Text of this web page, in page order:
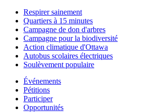
Respirer sainement
Quartiers à 15 minutes
Campagne de don d'arbres
Campagne pour la biodiversité
Action climatique d'Ottawa
Autobus scolaires électriques
Soulèvement populaire
Événements
Pétitions
Participer
Opportunités